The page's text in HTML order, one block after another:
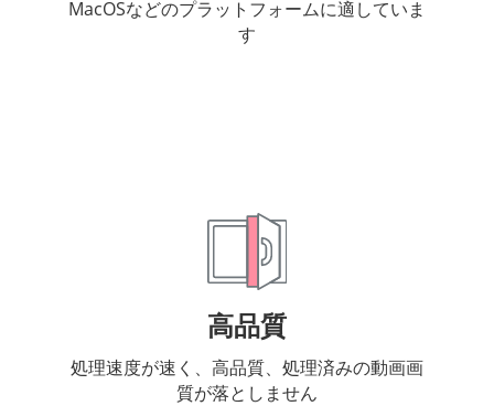
MacOSなどのプラットフォームに適していま
す
高品質
処理速度が速く、高品質、処理済みの動画画
質が落としません